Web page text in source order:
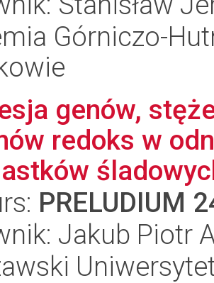
Górniczo-
genów,
redoks w
PRELUDIUM
Jakub Piotr